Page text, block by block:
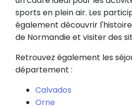
sports en plein air. Les
également découvrir
de Normandie et visiter des
Retrouvez également les
département :
Calvados
Orne